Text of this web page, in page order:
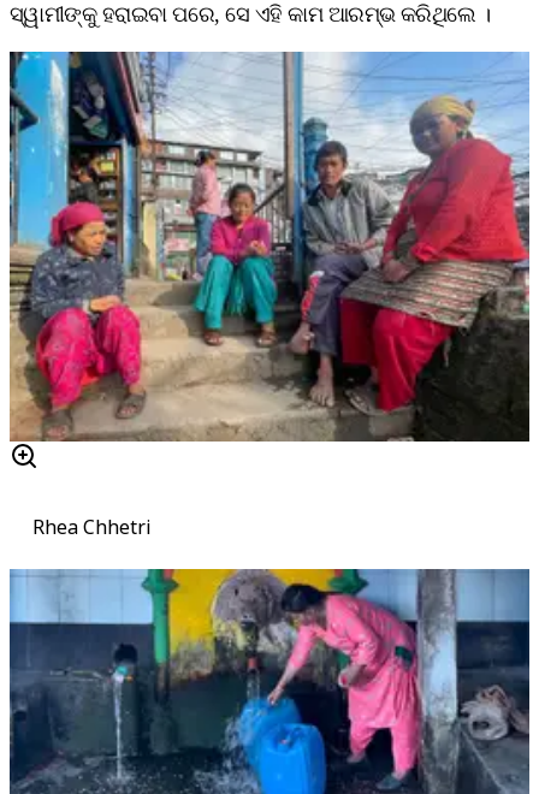
ସ୍ୱାମୀଙ୍କୁ ହରାଇବା ପରେ, ସେ ଏହି କାମ ଆରମ୍ଭ କରିଥିଲେ ।
Rhea Chhetri